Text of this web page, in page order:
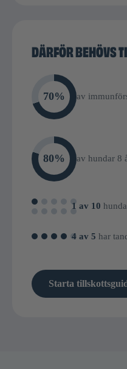
DÄRFÖR BEHÖVS
70% av
80% av hundar 8
1 av 10
4 av 5 har
Starta